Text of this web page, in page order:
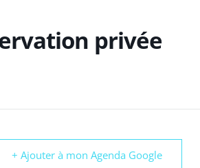
privée
+ Ajouter à mon Agenda Google